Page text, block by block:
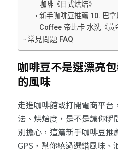
咖啡《日式烘焙》
新手咖啡豆推薦 10. 巴
Coffee 帝比卡 水洗《黃
常見問題 FAQ
咖啡豆不是選漂亮
的風味
走進咖啡館或打開電商平台
法、烘焙度，是不是讓你瞬
別擔心，這篇新手咖啡豆推
GPS，幫你繞過選錯風味、